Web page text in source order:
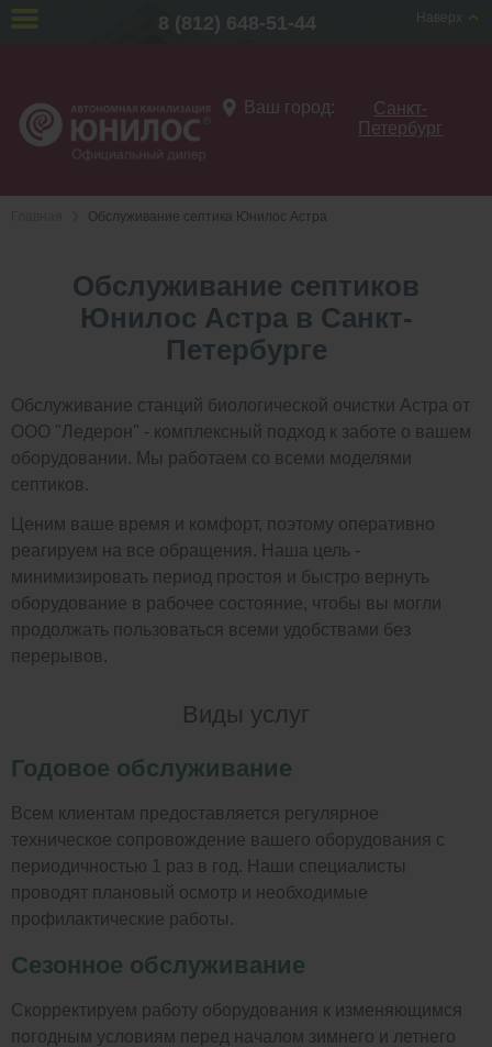
Ваш город:
Санкт-
Петербург
Обслуживание септика Юнилос Астра
Обслуживание септиков
Юнилос Астра в Санкт-
Петербурге
Обслуживание станций биологической очистки Астра от
ООО "Ледерон" - комплексный подход к заботе о вашем
оборудовании. Мы работаем со всеми моделями
септиков.
Ценим ваше время и комфорт, поэтому оперативно
реагируем на все обращения. Наша цель -
минимизировать период простоя и быстро вернуть
оборудование в рабочее состояние, чтобы вы могли
продолжать пользоваться всеми удобствами без
перерывов.
Виды услуг
Годовое обслуживание
Всем клиентам предоставляется регулярное
техническое сопровождение вашего оборудования с
периодичностью 1 раз в год. Наши специалисты
проводят плановый осмотр и необходимые
профилактические работы.
Сезонное обслуживание
Скорректируем работу оборудования к изменяющимся
погодным условиям перед началом зимнего и летнего
Наверх
8 (812) 648-51-44